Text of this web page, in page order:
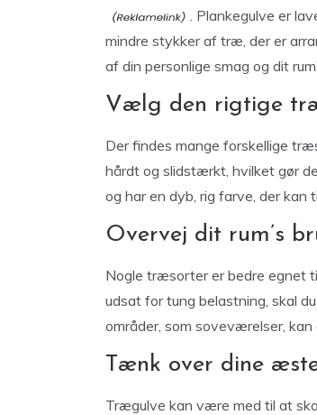
. Plankegulve er
mindre stykker af træ, der er
af din personlige smag og dit
Vælg den rigtige
Der findes mange forskellige
hårdt og slidstærkt, hvilket gør
og har en dyb, rig farve, der kan
Overvej dit rum’s
Nogle træsorter er bedre egnet
udsat for tung belastning, skal
områder, som soveværelser,
Tænk over dine
Trægulve kan være med til at